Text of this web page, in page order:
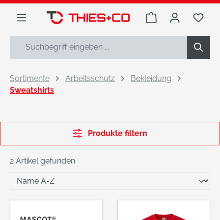
springen
Warenkorb Du
Sortimente Arbeitsschutz
Bekleidung
Sweatshirts
Produkte filtern
2 Artikel gefunden